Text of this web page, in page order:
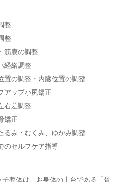
整
整
筋膜の調整
経絡調整
置の調整・内臓位置の調整
アップ小尻矯正
右差調整
矯正
るみ・むくみ、ゆがみ調整
のセルフケア指導
整体は、お身体の土台である「骨